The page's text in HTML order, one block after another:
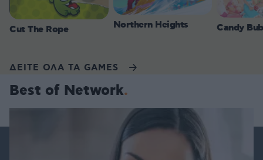
Cut The Rope Northern Heights Candy
ΔΕΙΤΕ ΟΛΑ ΤΑ GAMES
Best of Network